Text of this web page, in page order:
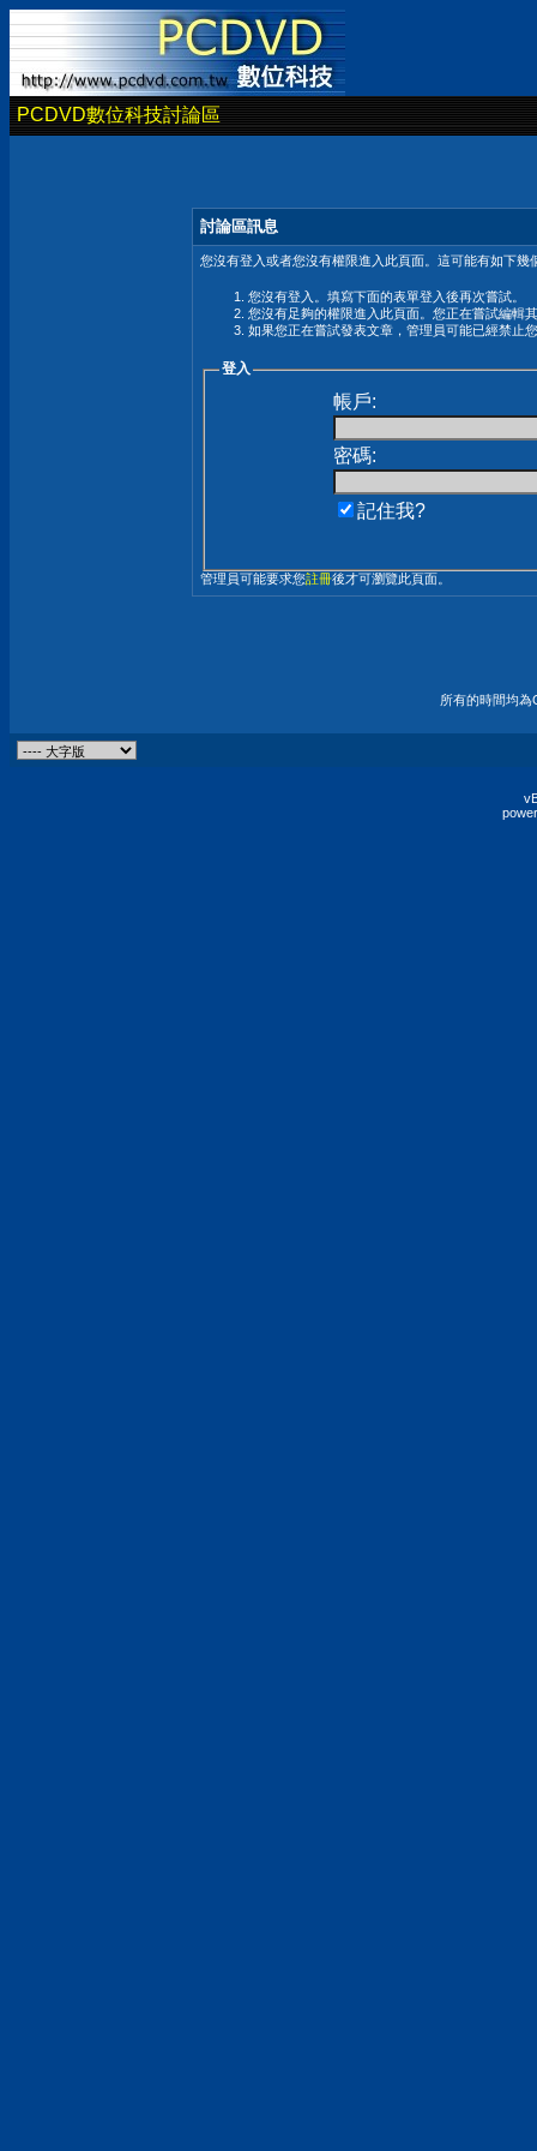
PCDVD數位科技討論區
討論區訊息
您沒有登入或者您沒有權限進入此頁面。這可能有如下幾
您沒有登入。填寫下面的表單登入後再次嘗試。
您沒有足夠的權限進入此頁面。您正在嘗試編輯
如果您正在嘗試發表文章，管理員可能已經禁止
登入
帳戶:
密碼:
記住我?
管理員可能要求您註冊後才可瀏覽此頁面。
所有的時間均為